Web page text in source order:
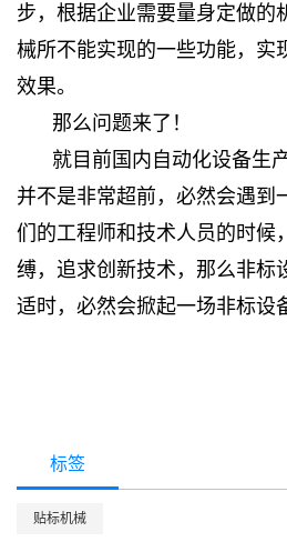
步，根据企业需要量身定做的
械所不能实现的一些功能，实
效果。
那么问题来了！
就目前国内自动化设备生
并不是非常超前，必然会遇到
们的工程师和技术人员的时候
缚，追求创新技术，那么非标
适时，必然会掀起一场非标设
标签
贴标机械